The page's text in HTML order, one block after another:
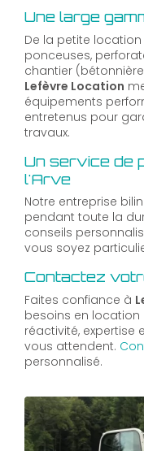
Une large
De la petite
ponceuses,
chantier
Lefèvre Location
équipements
entretenus pour
travaux.
Un service de
l'Arve
Notre entreprise
pendant toute la
conseils
vous soyez
Contactez
Faites confiance à
besoins en location
réactivité,
vous attendent.
personnalisé.